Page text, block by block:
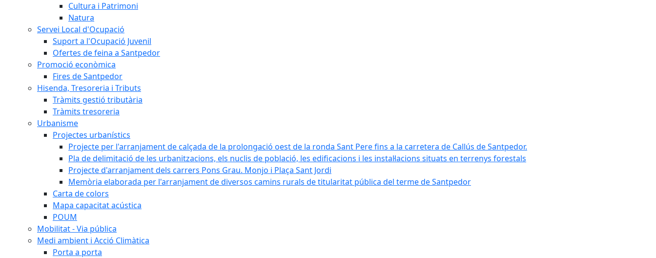
Cultura i Patrimoni
Natura
Servei Local d'Ocupació
Suport a l'Ocupació Juvenil
Ofertes de feina a Santpedor
Promoció econòmica
Fires de Santpedor
Hisenda, Tresoreria i Tributs
Tràmits gestió tributària
Tràmits tresoreria
Urbanisme
Projectes urbanístics
Projecte per l'arranjament de calçada de la prolongació oest de la ronda Sant Pere fins a la carretera de Callús de Santpedor.
Pla de delimitació de les urbanitzacions, els nuclis de població, les edificacions i les instal·lacions situats en terrenys forestals
Projecte d'arranjament dels carrers Pons Grau. Monjo i Plaça Sant Jordi
Memòria elaborada per l'arranjament de diversos camins rurals de titularitat pública del terme de Santpedor
Carta de colors
Mapa capacitat acústica
POUM
Mobilitat - Via pública
Medi ambient i Acció Climàtica
Porta a porta